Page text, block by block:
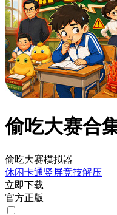
偷吃大赛合
偷吃大赛模拟器
休闲卡通竖屏竞技解压
立即下载
官方正版